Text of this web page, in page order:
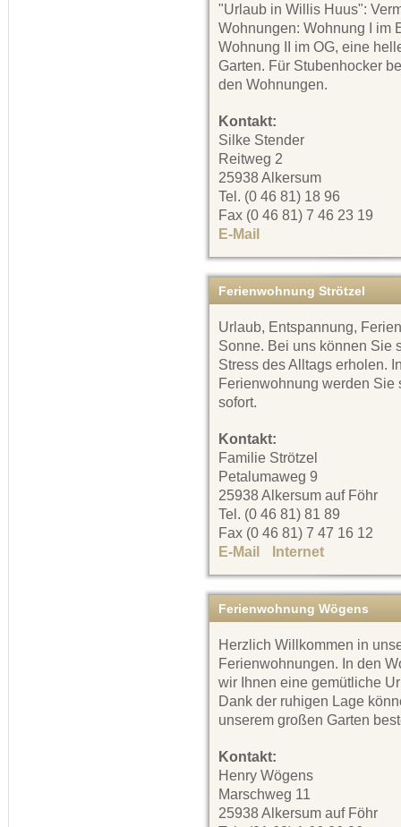
"Urlaub in Willis Huus":
Wohnungen: Wohnung I im
Wohnung II im OG, eine
Garten. Für Stubenhocker
den Wohnungen.
Kontakt:
Silke Stender
Reitweg 2
25938 Alkersum
Tel. (0 46 81) 18 96
Fax (0 46 81) 7 46 23 19
E-Mail
Ferienwohnung Strötzel
Urlaub, Entspannung,
Sonne. Bei uns können Sie
Stress des Alltags erholen.
Ferienwohnung werden
sofort.
Kontakt:
Familie Strötzel
Petalumaweg 9
25938 Alkersum auf Föhr
Tel. (0 46 81) 81 89
Fax (0 46 81) 7 47 16 12
E-Mail
Internet
Ferienwohnung Wögens
Herzlich Willkommen in
Ferienwohnungen. In den
wir Ihnen eine gemütliche
Dank der ruhigen Lage
unserem großen Garten
Kontakt:
Henry Wögens
Marschweg 11
25938 Alkersum auf Föhr